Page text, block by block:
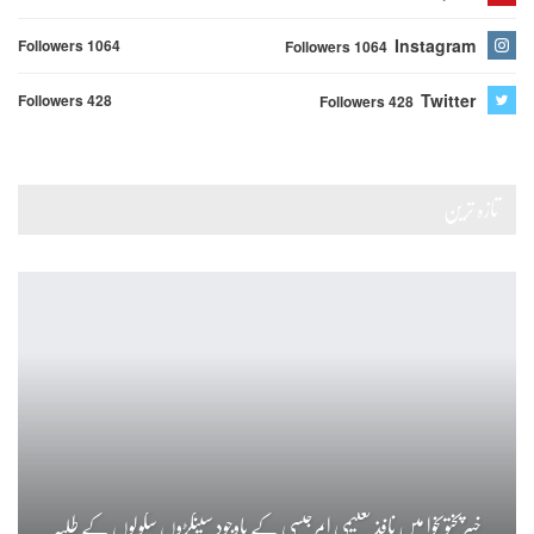
Instagram
Followers 1064
Followers 1064
Twitter
Followers 428
Followers 428
خیبرپختونخوا میں نافذ تعلیمی ایمرجنسی کے باوجود سینکڑوں سکولوں کے طلبہ